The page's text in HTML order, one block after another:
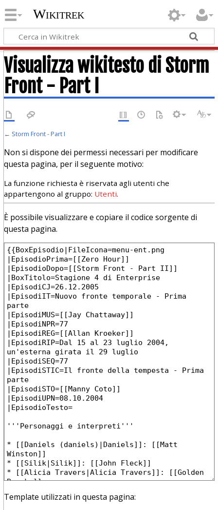
Wikitrek
Visualizza wikitesto di Storm
Front - Part I
← Storm Front - Part I
Non si dispone dei permessi necessari per modificare
questa pagina, per il seguente motivo:
La funzione richiesta è riservata agli utenti che
appartengono al gruppo: Utenti.
È possibile visualizzare e copiare il codice sorgente di
questa pagina.
Template utilizzati in questa pagina: